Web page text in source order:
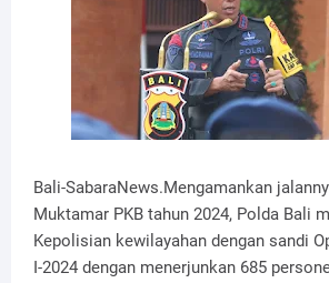
Bali-SabaraNews.Mengamankan
Muktamar PKB tahun 2024, Polda Bali
Kepolisian kewilayahan dengan sandi
I-2024 dengan menerjunkan 685